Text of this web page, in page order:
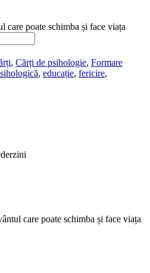
care poate schimba și face viața
, Cărți de psihologie, Formare
, educație, fericire,
care poate schimba și face viața